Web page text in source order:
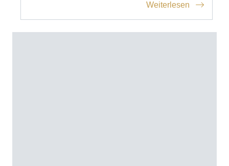
Weiterlesen